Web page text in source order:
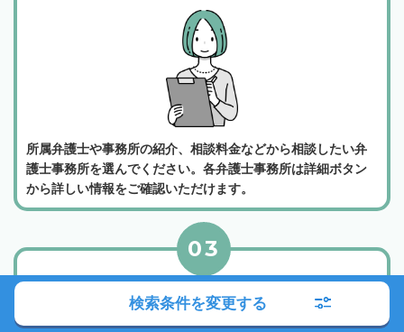
所属弁護士や事務所の紹介、相談料金などから相談したい弁
護士事務所を選んでください。各弁護士事務所は詳細ボタン
から詳しい情報をご確認いただけます。
電話かメールでお問い合わせ
03
検索条件を変更する